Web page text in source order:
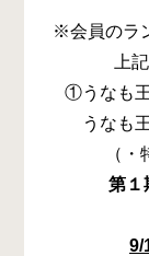
※会員のラ
上
①うなも王
うなも
（
第１
9/